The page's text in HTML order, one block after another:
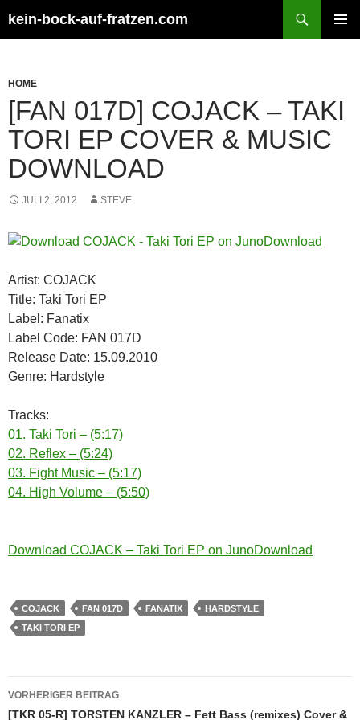
Inhalt
kein-bock-auf-fratzen.com
HOME
[FAN 017D] COJACK – TAKI
TORI EP COVER & MUSIC
DOWNLOAD
JULI 2, 2012 STEVE
Artist: COJACK
Title: Taki Tori EP
Label: Fanatix
Label Code: FAN 017D
Release Date: 15.09.2010
Genre: Hardstyle
Tracks:
01. Taki Tori – (5:17)
02. Reflex – (5:24)
03. Fight Music – (5:17)
04. High Volume – (5:50)
Download COJACK – Taki Tori EP on JunoDownload
COJACK FAN 017D FANATIX
HARDSTYLE
TAKI TORI EP
Beitragsnavigation
VORHERIGER BEITRAG
[TKR 05-R] TORSTEN KANZLER – Fett Bass (remixes) Cover &